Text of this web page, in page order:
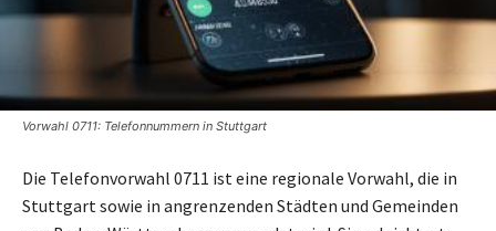
Vorwahl 0711: Telefonnummern in Stuttgart
Die Telefonvorwahl 0711 ist eine regionale Vorwahl, die in
Stuttgart sowie in angrenzenden Städten und Gemeinden